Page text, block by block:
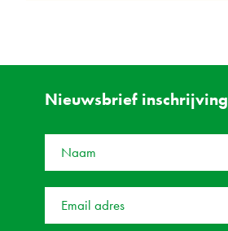
Nieuwsbrief inschrijving